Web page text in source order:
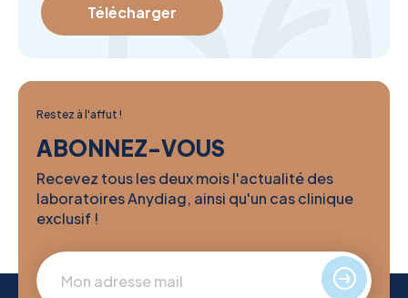
Télécharger
Restez à l'affut !
ABONNEZ-VOUS
Recevez tous les deux mois l'actualité des
laboratoires Anydiag, ainsi qu'un cas clinique
exclusif !